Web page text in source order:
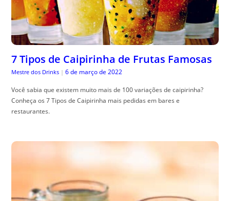
7 Tipos de Caipirinha de Frutas Famosas
Mestre dos Drinks | 6 de março de 2022
Você sabia que existem muito mais de 100 variações de caipirinha?
Conheça os 7 Tipos de Caipirinha mais pedidas em bares e
restaurantes.